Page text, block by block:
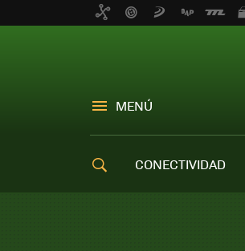
MENÚ
CONECTIVIDAD